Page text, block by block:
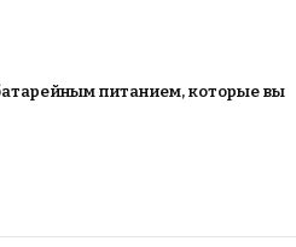
питанием, которые вы